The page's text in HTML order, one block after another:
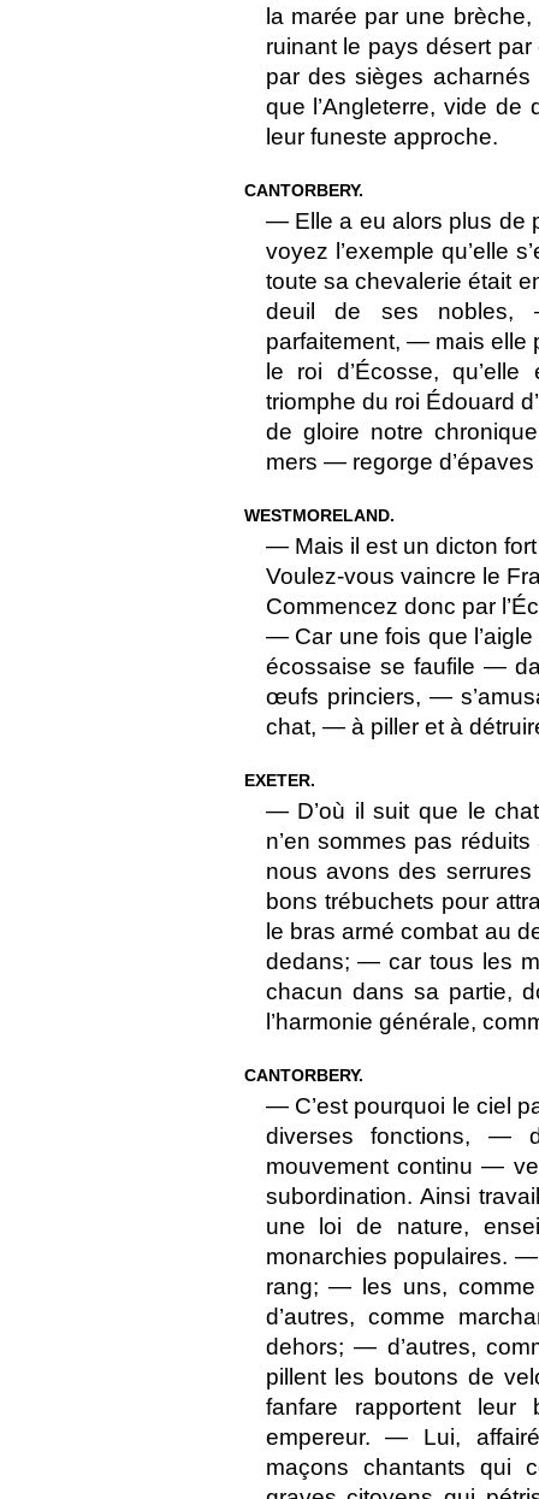
la marée par une
ruinant le pays désert
par des sièges
que l’Angleterre, vide
leur funeste approche.
CANTORBERY.
— Elle a eu alors plus de
voyez l’exemple qu’elle
toute sa chevalerie était
deuil de ses nobles,
parfaitement, — mais elle
le roi d’Écosse,
triomphe du roi Édouard
de gloire notre
mers — regorge
WESTMORELAND.
— Mais il est un dicton
Voulez-vous vaincre le
Commencez donc par
— Car une fois que
écossaise se faufile —
œufs princiers, —
chat, — à piller et à
EXETER.
— D’où il suit que le
n’en sommes pas
nous avons des
bons trébuchets pour
le bras armé combat au
dedans; — car tous les
chacun dans sa partie,
l’harmonie générale,
CANTORBERY.
— C’est pourquoi le ciel
diverses fonctions, —
mouvement continu —
subordination. Ainsi
une loi de nature,
monarchies populaires.
rang; — les uns, comme
d’autres, comme
dehors; — d’autres,
pillent les boutons de
fanfare rapportent
empereur. — Lui,
maçons chantants qui